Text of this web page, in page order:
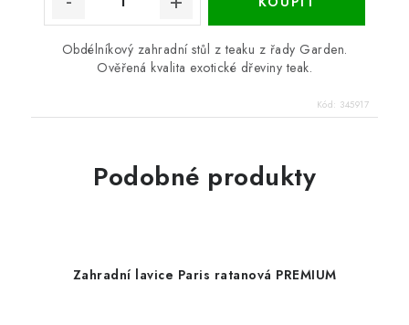
Obdélníkový zahradní stůl z teaku z řady Garden.
Ověřená kvalita exotické dřeviny teak.
Kód: 345917
Podobné produkty
Zahradní lavice Paris ratanová PREMIUM